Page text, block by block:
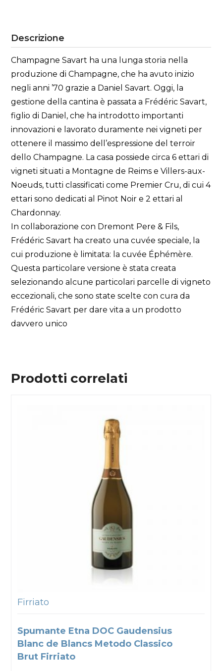
Descrizione
Champagne Savart ha una lunga storia nella
produzione di Champagne, che ha avuto inizio
negli anni ’70 grazie a Daniel Savart. Oggi, la
gestione della cantina è passata a Frédéric Savart,
figlio di Daniel, che ha introdotto importanti
innovazioni e lavorato duramente nei vigneti per
ottenere il massimo dell’espressione del terroir
dello Champagne. La casa possiede circa 6 ettari di
vigneti situati a Montagne de Reims e Villers-aux-
Noeuds, tutti classificati come Premier Cru, di cui 4
ettari sono dedicati al Pinot Noir e 2 ettari al
Chardonnay.
In collaborazione con Dremont Pere & Fils,
Frédéric Savart ha creato una cuvée speciale, la
cui produzione è limitata: la cuvée Éphémère.
Questa particolare versione è stata creata
selezionando alcune particolari parcelle di vigneto
eccezionali, che sono state scelte con cura da
Frédéric Savart per dare vita a un prodotto
davvero unico
Prodotti correlati
Firriato
Spumante Etna DOC Gaudensius
Blanc de Blancs Metodo Classico
Brut Firriato